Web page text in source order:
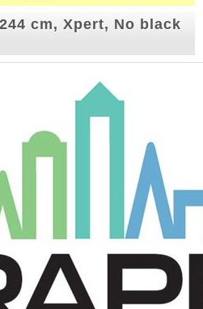
cm, Xpert, No black